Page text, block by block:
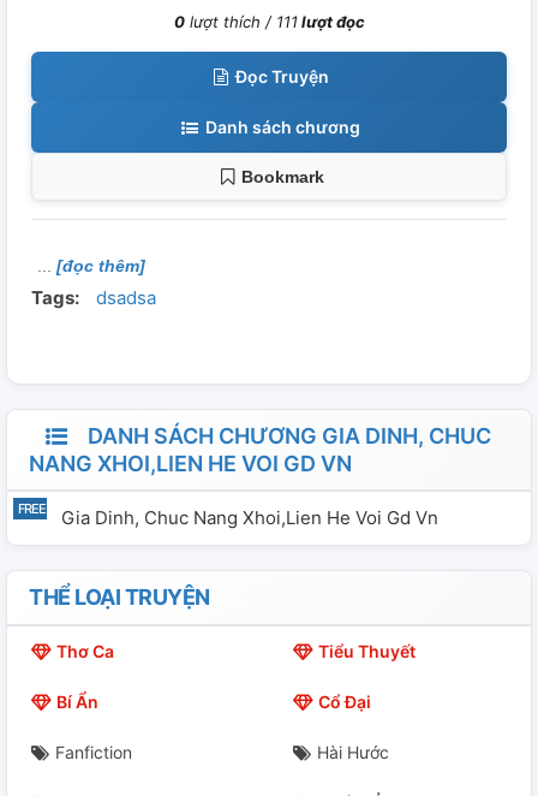
0lượt thích / 111lượt đọc
Đọc Truyện
Danh sách chương
Bookmark
[đọc thêm]
Tags: dsadsa
DANH SÁCH CHƯƠNG GIA DINH, CHUC
NANG XHOI,LIEN HE VOI GD VN
Gia Dinh, Chuc Nang Xhoi,lien He Voi Gd Vn
THỂ LOẠI TRUYỆN
Thơ Ca Tiểu Thuyết
Bí Ẩn Cổ Đại
Fanfiction Hài Hước